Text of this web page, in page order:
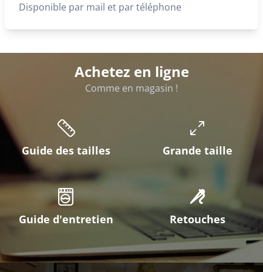
Disponible par mail et par téléphone
Achetez en ligne
Comme en magasin !
Guide des tailles Grande taille
Guide d'entretien Retouches